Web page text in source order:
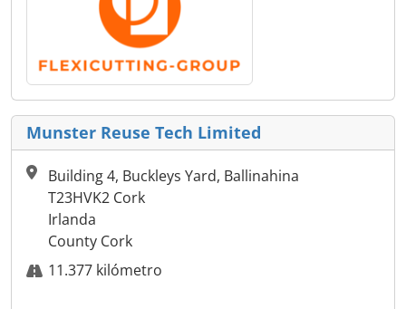
Munster Reuse Tech Limited
Building 4, Buckleys Yard, Ballinahina
T23HVK2 Cork
Irlanda
County Cork
11.377 kilómetro